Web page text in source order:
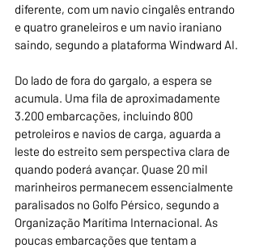
diferente, com um navio cingalês entrando
e quatro graneleiros e um navio iraniano
saindo, segundo a plataforma Windward AI.
Do lado de fora do gargalo, a espera se
acumula. Uma fila de aproximadamente
3.200 embarcações, incluindo 800
petroleiros e navios de carga, aguarda a
leste do estreito sem perspectiva clara de
quando poderá avançar. Quase 20 mil
marinheiros permanecem essencialmente
paralisados no Golfo Pérsico, segundo a
Organização Marítima Internacional. As
poucas embarcações que tentam a